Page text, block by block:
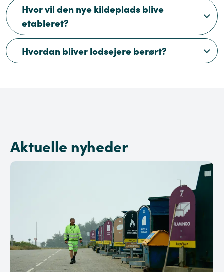
Hvor vil den nye kildeplads blive
etableret?
Hvordan bliver lodsejere berørt?
Aktuelle nyheder